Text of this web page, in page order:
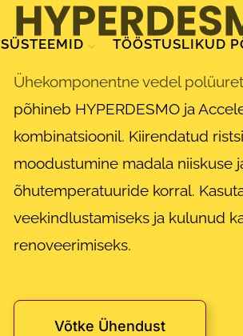
SÜSTEEMID TÖÖSTUSLIKUD
Ühekomponentne vedel
põhineb HYPERDESMO ja
kombinatsioonil. Kiirendatud
moodustumine madala niiskuse
õhutemperatuuride korral.
veekindlustamiseks ja kulunud
renoveerimiseks.
Võtke Ühendust